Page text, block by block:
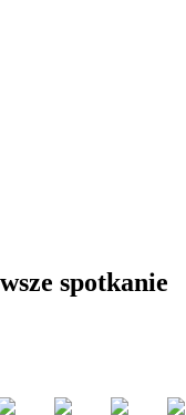
spotkanie